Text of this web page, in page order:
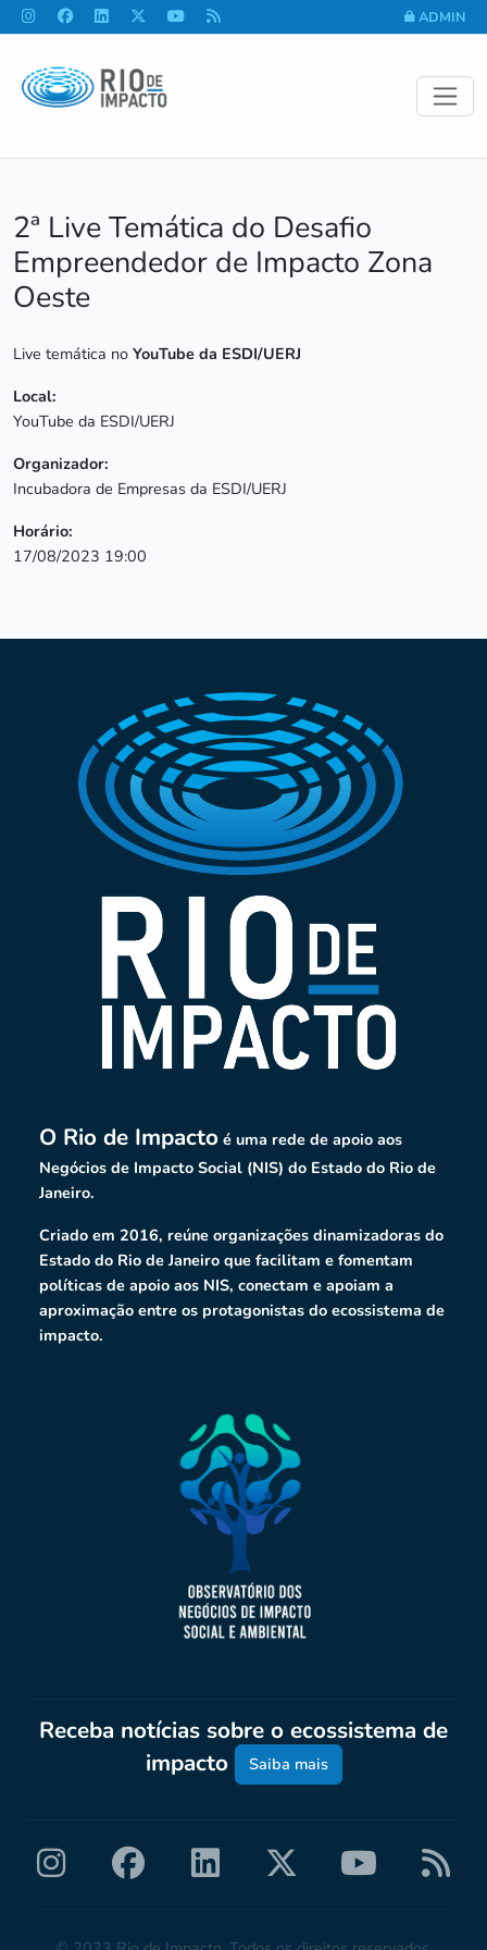
ADMIN
2ª Live Temática do Desafio
Empreendedor de Impacto Zona
Oeste
Live temática no YouTube da ESDI/UERJ
Local:
YouTube da ESDI/UERJ
Organizador:
Incubadora de Empresas da ESDI/UERJ
Horário:
17/08/2023 19:00
O Rio de Impacto é uma rede de apoio aos
Negócios de Impacto Social (NIS) do Estado do Rio de
Janeiro.
Criado em 2016, reúne organizações dinamizadoras do
Estado do Rio de Janeiro que facilitam e fomentam
políticas de apoio aos NIS, conectam e apoiam a
aproximação entre os protagonistas do ecossistema de
impacto.
Receba notícias sobre o ecossistema de
impacto
Saiba mais